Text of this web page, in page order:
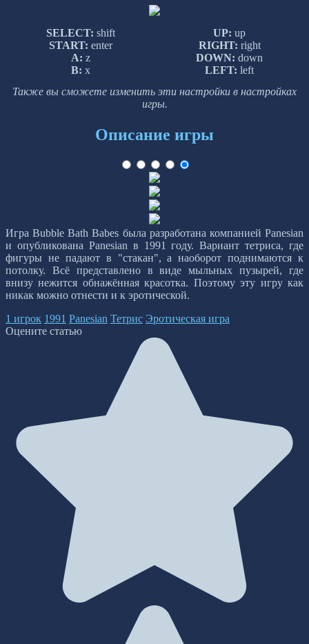
SELECT: shift
START: enter
A: z
B: x
UP: up
RIGHT: right
DOWN: down
LEFT: left
Также вы сможете изменить эти настройки в настройках
игры.
Описание игры
Игра Bubble Bath Babes была разработана компанией Panesian
и опубликована Panesian в 1991 году. Вариант тетриса, где
фигуры не падают в "стакан", а наоборот поднимаются к
потолку. Всё представлено в виде мыльных пузырей, где
внизу нежится обнажённая красотка. Поэтому эту игру как
никак можно отнести и к эротической.
1 игрок 1991 Panesian Тетрис Эротическая игра
Оцените статью